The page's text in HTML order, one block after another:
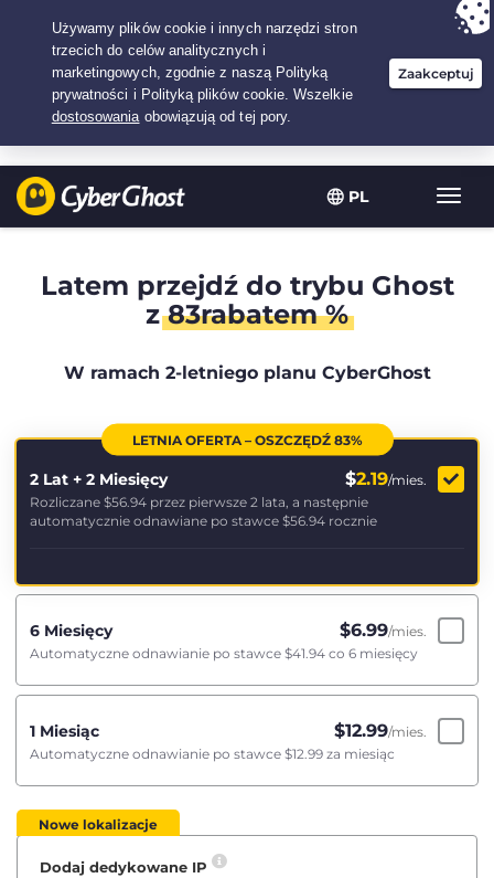
PL
Twój wybór:Najlepsza umowana2.1666666666667-lat w$
/miesiąc
Latem przejdź do trybu Ghost
z83rabatem %
W ramach 2-letniego planu CyberGhost
LETNIA OFERTA – OSZCZĘDŹ 83%
2 Lat + 2 Miesięcy $2.19/mies.
Rozliczane $56.94 przez pierwsze 2 lata, a następnie
automatycznie odnawiane po stawce $56.94 rocznie
6 Miesięcy $6.99/mies.
Automatyczne odnawianie po stawce $41.94 co 6 miesięcy
1 Miesiąc $12.99/mies.
Automatyczne odnawianie po stawce $12.99 za miesiąc
Nowe lokalizacje
Dodaj dedykowane IP